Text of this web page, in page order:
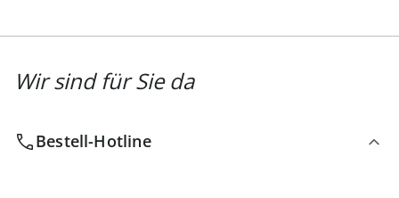
Wir sind für Sie da
Bestell-Hotline